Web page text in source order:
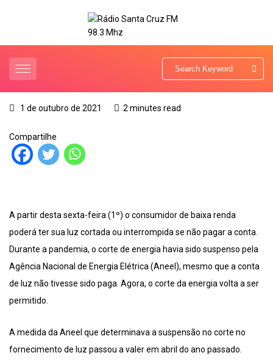
1 de outubro de 2021 2 minutes read
Compartilhe
A partir desta sexta-feira (1º) o consumidor de baixa renda
poderá ter sua luz cortada ou interrompida se não pagar a conta.
Durante a pandemia, o corte de energia havia sido suspenso pela
Agência Nacional de Energia Elétrica (Aneel), mesmo que a conta
de luz não tivesse sido paga. Agora, o corte da energia volta a ser
permitido.
A medida da Aneel que determinava a suspensão no corte no
fornecimento de luz passou a valer em abril do ano passado.